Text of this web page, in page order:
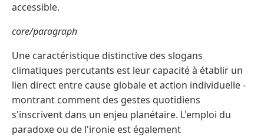
accessible.
core/paragraph
Une caractéristique distinctive des slogans
climatiques percutants est leur capacité à établir un
lien direct entre cause globale et action individuelle -
montrant comment des gestes quotidiens
s'inscrivent dans un enjeu planétaire. L'emploi du
paradoxe ou de l'ironie est également